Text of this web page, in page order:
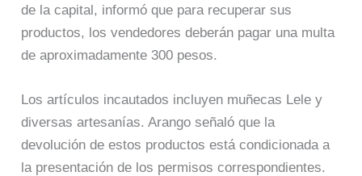
de la capital, informó que para recuperar sus
productos, los vendedores deberán pagar una multa
de aproximadamente 300 pesos.
Los artículos incautados incluyen muñecas Lele y
diversas artesanías. Arango señaló que la
devolución de estos productos está condicionada a
la presentación de los permisos correspondientes.